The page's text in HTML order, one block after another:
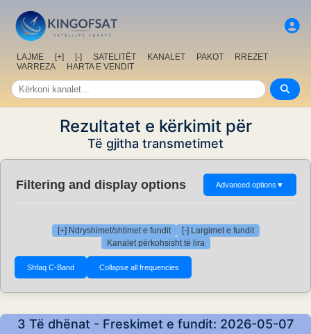
LAJME [+] [-] SATELITËT KANALET PAKOT
RREZET
VARREZA
HARTA E VENDIT
Rezultatet e kërkimit për
Të gjitha transmetimet
Filtering and display options Advanced options ▼
[+] Ndryshimet/shtimet e fundit
[-] Largimet e fundit
Kanalet përkohsisht të lira
3 Të dhënat - Freskimet e fundit: 2026-05-07